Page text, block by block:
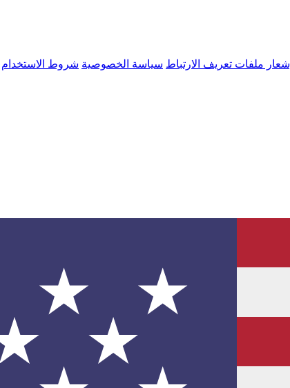
إشعار ملفات تعريف الارتباط سياسة الخصوصية شروط الاستخدام